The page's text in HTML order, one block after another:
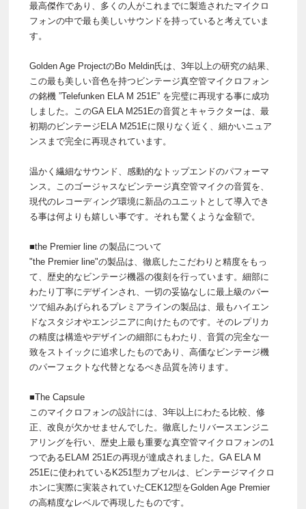
最高傑作であり、多くの人がこれまでに製造されたマイクロ
フォンの中で最も美しいサウンドを持っていると考えていま
す。
Golden Age ProjectのBo Meldin氏は、3年以上の研究の結果、
この最も美しい音色を持つビンテージ真空管マイクロフォン
の銘機 ”Telefunken ELA M 251E” を完璧に再現する事に成功
しました。このGA ELA M251Eの音質とキャラクターは、最
初期のビンテージELA M251Eに限りなく近く、細かいニュア
ンスまで完全に再現されています。
温かく繊細なサウンド、感動的なトップエンドのパフォーマ
ンス。このゴージャスなビンテージ真空管マイクの音質を、
現代のレコーディング環境に新品のユニットとして導入でき
る事は何よりも嬉しい事です。それも驚くような金額で。
■the Premier line の製品について
"the Premier line"の製品は、徹底したこだわりと精度をもっ
て、歴史的なビンテージ機器の復刻を行っています。細部に
わたり丁寧にデザインされ、一切の妥協なしに最上級のパー
ツで組みあげられるプレミアラインの製品は、最もハイエン
ドなスタジオやエンジニアに向けたものです。そのレプリカ
の精度は構造やデザインの細部にもわたり、音質の完全な一
致をストイックに追求したものであり、高価なビンテージ機
のパーフェクトな代替となるべき品質を誇ります。
■The Capsule
このマイクロフォンの設計には、3年以上にわたる比較、修
正、改良が欠かせませんでした。徹底したリバースエンジニ
アリングを行い、歴史上最も重要な真空管マイクロフォンの1
つであるELAM 251Eの再現が達成されました。GA ELA M
251Eに使われているK251型カプセルは、ビンテージマイクロ
ホンに実際に実装されていたCEK12型をGolden Age Premier
の高精度なレベルで再現したものです。